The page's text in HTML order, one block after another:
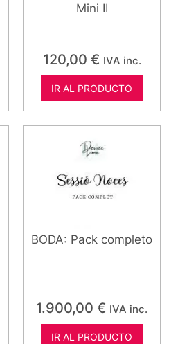
Mini II
120,00 € IVA inc.
IR AL PRODUCTO
BODA: Pack completo
1.900,00 € IVA inc.
IR AL PRODUCTO